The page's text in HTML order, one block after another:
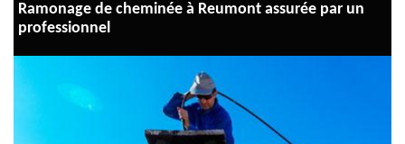
Ramonage de cheminée à Reumont assurée par un
professionnel